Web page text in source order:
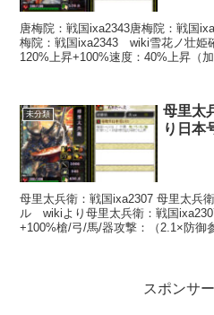
唐梅院：戦国ixa2343唐梅院：戦国
梅院：戦国ixa2343 wiki雪花ノ壮姫
120%上昇+100%速度：40%上昇（
未分類
母里太
り日本
母里太兵衛：戦国ixa2307 母里太兵
ル wikiより母里太兵衛：戦国
+100%槍/弓/馬/器攻撃：（2.1×防御
スポンサ